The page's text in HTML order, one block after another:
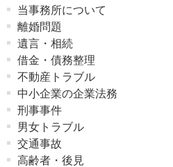
当事務所について
離婚問題
遺言・相続
借金・債務整理
不動産トラブル
中小企業の企業法務
刑事事件
男女トラブル
交通事故
高齢者・後見